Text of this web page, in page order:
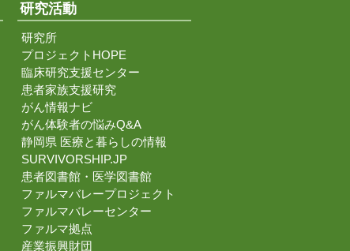
研究活動
研究所
プロジェクトHOPE
臨床研究支援センター
患者家族支援研究
がん情報ナビ
がん体験者の悩みQ&A
静岡県 医療と暮らしの情報
SURVIVORSHIP.JP
患者図書館・医学図書館
ファルマバレープロジェクト
ファルマバレーセンター
ファルマ拠点
産業振興財団